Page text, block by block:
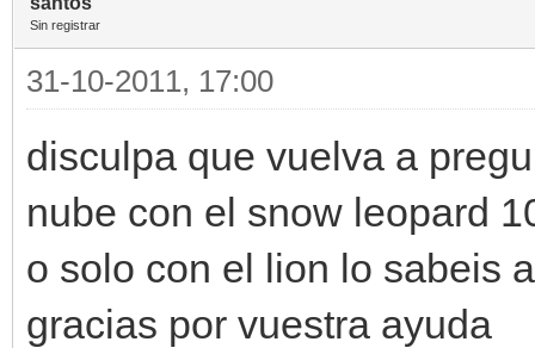
Sin registrar
31-10-2011, 17:00
disculpa que vuelva a
nube con el snow leopard
o solo con el lion lo sabeis
gracias por vuestra ayuda